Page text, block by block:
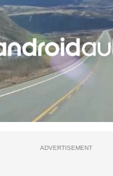
ADVERTISEMENT